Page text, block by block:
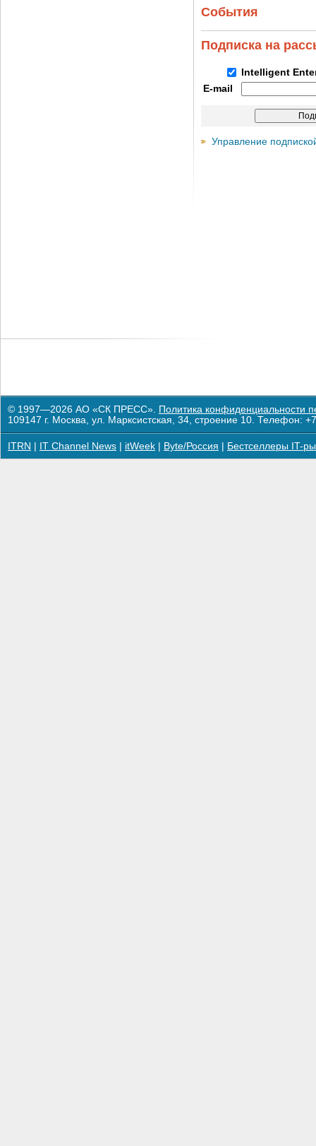
События
Подписка на
Intelligent
E-mail
Управление
© 1997—2026 АО «СК ПРЕСС». Политика конфиденциальности
109147 г. Москва, ул. Марксистская, 34, строение 10. Телефон:
ITRN IT Channel News itWeek Byte/Россия Бестселлеры IT-